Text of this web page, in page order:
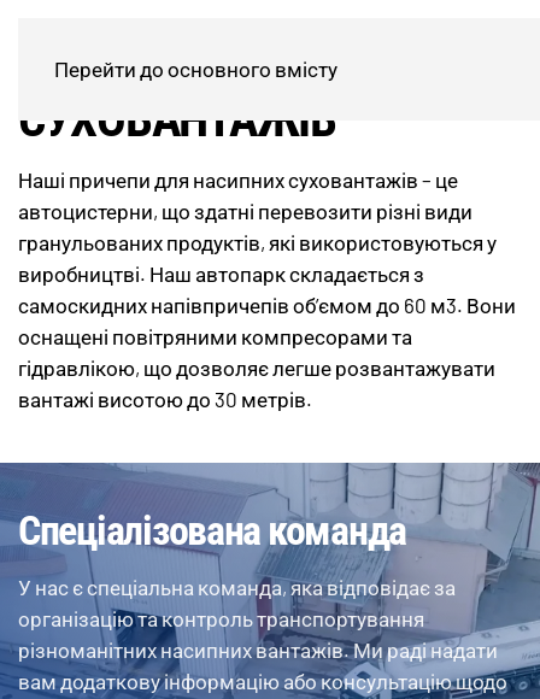
Перейти до основного вмісту
ЦИСТЕРНИ ДЛЯ
СУХОВАНТАЖІВ
Наші причепи для насипних суховантажів – це
автоцистерни, що здатні перевозити різні види
гранульованих продуктів, які використовуються у
виробництві. Наш автопарк складається з
самоскидних напівпричепів об’ємом до 60 м3. Вони
оснащені повітряними компресорами та
гідравлікою, що дозволяє легше розвантажувати
вантажі висотою до 30 метрів.
Спеціалізована команда
У нас є спеціальна команда, яка відповідає за
організацію та контроль транспортування
різноманітних насипних вантажів. Ми раді надати
вам додаткову інформацію або консультацію щодо